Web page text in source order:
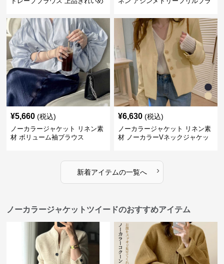
¥5,660 (税込)
ノーカラージャケット リネン素
材 ボリューム袖ブラウス
¥6,630 (税込)
ノーカラージャケット リネン素
材 ノーカラーVネックジャケッ
新着アイテムの一覧へ ›
ノーカラージャケットツイードのおすすめアイテム